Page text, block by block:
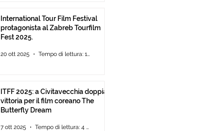
International Tour Film Festival
protagonista al Zabreb Tourfilm
Fest 2025.
20 ott 2025 Tempo di lettura: 1 min
ITFF 2025: a Civitavecchia doppia
vittoria per il film coreano The
Butterfly Dream
7 ott 2025 Tempo di lettura: 4 min